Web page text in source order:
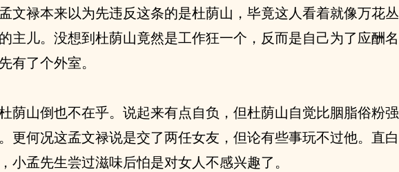
文禄本来以为先违反这条的是杜荫山，毕竟这人看着就像万花丛
主儿。没想到杜荫山竟然是工作狂一个，反而是自己为了应酬名
有了个外室。
荫山倒也不在乎。说起来有点自负，但杜荫山自觉比胭脂俗粉强
更何况这孟文禄说是交了两任女友，但论有些事玩不过他。直白
小孟先生尝过滋味后怕是对女人不感兴趣了。